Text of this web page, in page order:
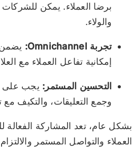
برضا العملاء. يمكن
والولاء.
تجربة Omnichannel:
يضمن
إمكانية تفاعل العملاء مع
التحسين المستمر: يجب على
وجمع التعليقات، والتكيف مع
بشكل عام، تعد المشاركة الفعالة
العملاء والتواصل المستمر